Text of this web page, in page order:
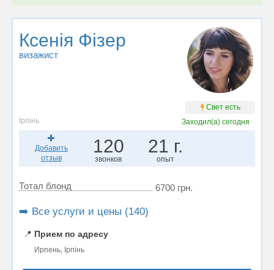
Ксенія Фізер
визажист
Свет есть
Ірпінь
Заходил(а)сегодня
Добавить
отзыв
120
звонков
21 г.
опыт
Тотал блонд 6700 грн.
➡️ Все услуги и цены (140)
📍 Прием по адресу
Ирпень, Ірпінь